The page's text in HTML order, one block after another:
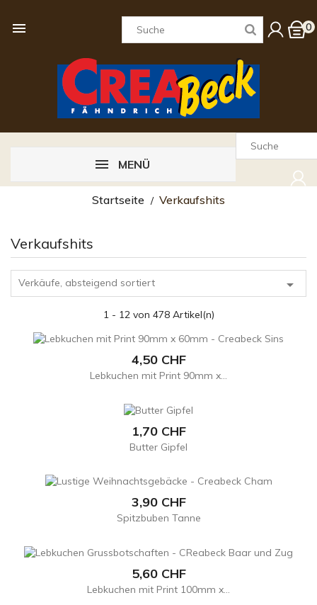
 0
MENÜ
Startseite Verkaufshits
Verkaufshits
Verkäufe, absteigend sortiert 
1 - 12 von 478 Artikel(n)
Preis
4,50 CHF
Lebkuchen mit Print 90mm x...
Preis
1,70 CHF
Butter Gipfel
Preis
3,90 CHF
Spitzbuben Tanne
Preis
5,60 CHF
Lebkuchen mit Print 100mm x...